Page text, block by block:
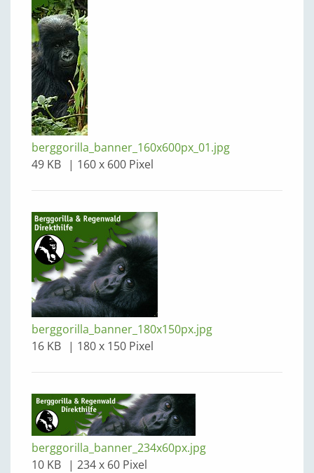
berggorilla_banner_160x600px_01.jpg
49 KB
160 x 600 Pixel
berggorilla_banner_180x150px.jpg
16 KB
180 x 150 Pixel
berggorilla_banner_234x60px.jpg
10 KB
234 x 60 Pixel